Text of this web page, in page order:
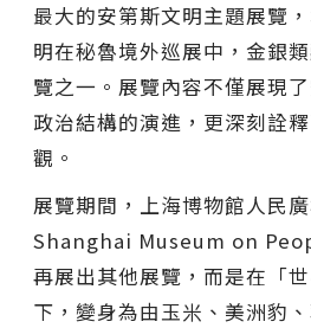
最大的安第斯文明主題展覽
明在秘魯境外巡展中，金銀
覽之一。展覽內容不僅展現
政治結構的演進，更深刻詮
觀。
展覽期間，上海博物館人民
Shanghai Museum on
再展出其他展覽，而是在「
下，變身為由玉米、美洲豹